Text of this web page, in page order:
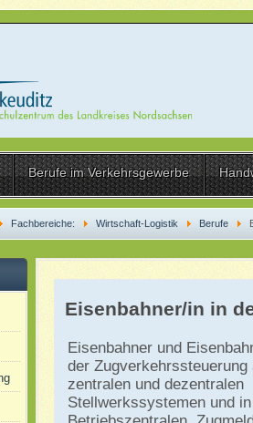
Berufe im Verkehrsgewerbe
Fachbereiche: Wirtschaft-Logistik Berufe
Eisenbahner/in in
Eisenbahner und
der Zugverkehrssteuerung
zentralen und dezentralen
Stellwerkssystemen und in